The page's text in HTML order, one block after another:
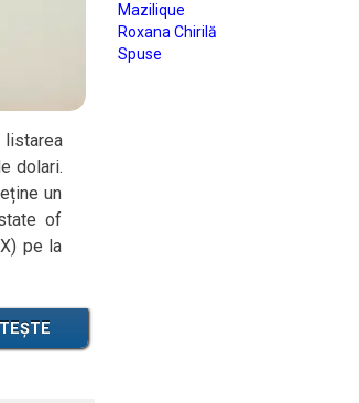
listarea
dolari.
un
of
pe la
Mazilique
Roxana Chirilă
Spuse